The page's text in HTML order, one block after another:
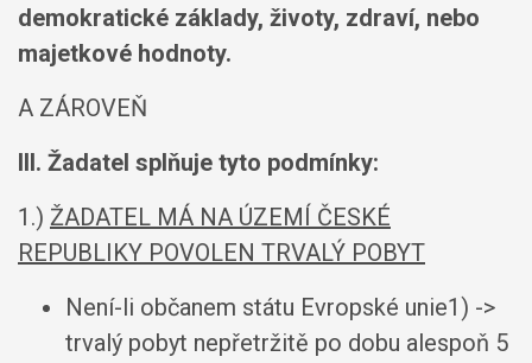
demokratické základy, životy, zdraví, nebo
majetkové hodnoty.
A ZÁROVEŇ
III. Žadatel splňuje tyto podmínky:
1.) ŽADATEL MÁ NA ÚZEMÍ ČESKÉ
REPUBLIKY POVOLEN TRVALÝ POBYT
Není-li občanem státu Evropské unie1) ->
trvalý pobyt nepřetržitě po dobu alespoň 5